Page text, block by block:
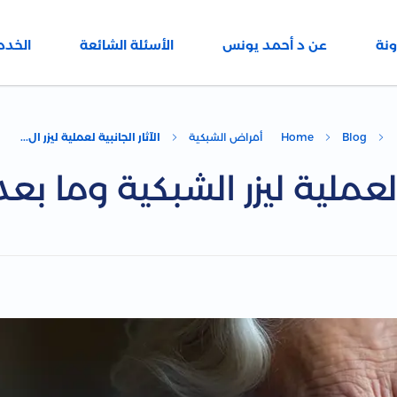
عن د أحمد يونس الأسئلة الشائعة
Home Blog أمراض الشبكية الآثار الجانبية لعملية ليزر ال...
لعملية ليزر الشبكية وما